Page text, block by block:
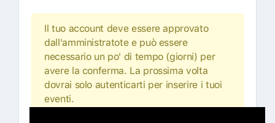
Il tuo account deve essere approvato
dall'amministratote e può essere
necessario un po' di tempo (giorni) per
avere la conferma. La prossima volta
dovrai solo autenticarti per inserire i tuoi
eventi.